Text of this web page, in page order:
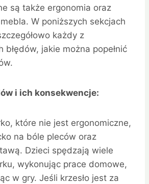
są także ergonomia oraz
W poniższych sekcjach
każdy z
błędów, jakie można popełnić
i ich konsekwencje:
które nie jest ergonomiczne,
na bóle pleców oraz
Dzieci spędzają wiele
wykonując prace domowe,
w gry. Jeśli krzesło jest za